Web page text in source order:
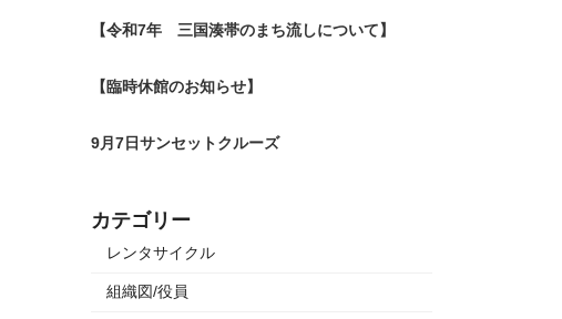
【令和7年 三国湊帯のまち流しについて】
【臨時休館のお知らせ】
9月7日サンセットクルーズ
カテゴリー
レンタサイクル
組織図/役員